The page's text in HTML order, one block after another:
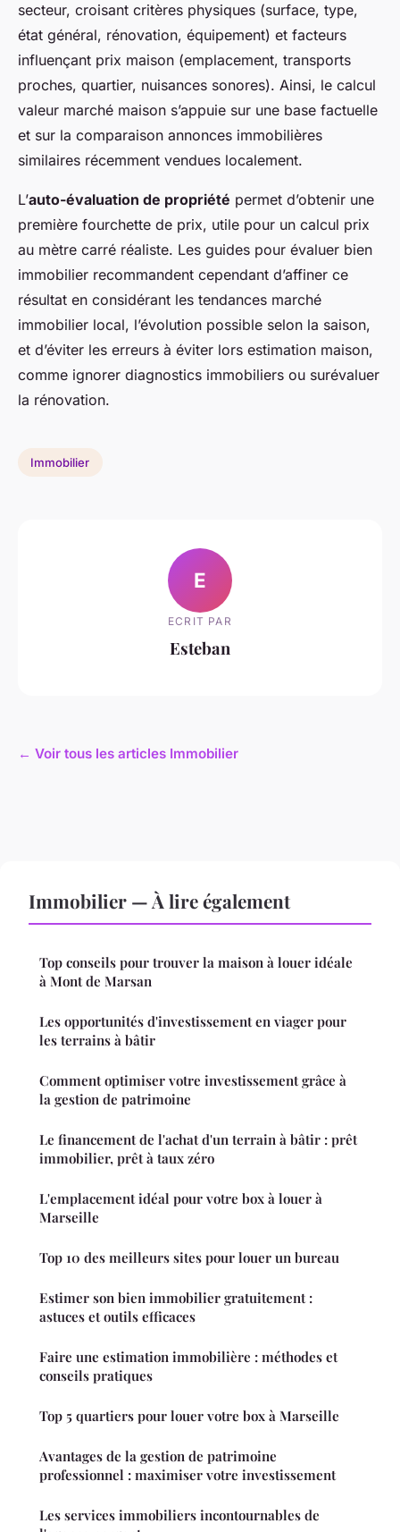
secteur, croisant critères physiques (surface, type,
état général, rénovation, équipement) et facteurs
influençant prix maison (emplacement, transports
proches, quartier, nuisances sonores). Ainsi, le calcul
valeur marché maison s’appuie sur une base factuelle
et sur la comparaison annonces immobilières
similaires récemment vendues localement.
L’auto-évaluation de propriété permet d’obtenir une
première fourchette de prix, utile pour un calcul prix
au mètre carré réaliste. Les guides pour évaluer bien
immobilier recommandent cependant d’affiner ce
résultat en considérant les tendances marché
immobilier local, l’évolution possible selon la saison,
et d’éviter les erreurs à éviter lors estimation maison,
comme ignorer diagnostics immobiliers ou surévaluer
la rénovation.
Immobilier
E
ECRIT PAR
Esteban
← Voir tous les articles Immobilier
Immobilier — À lire également
Top conseils pour trouver la maison à louer idéale
à Mont de Marsan
Les opportunités d'investissement en viager pour
les terrains à bâtir
Comment optimiser votre investissement grâce à
la gestion de patrimoine
Le financement de l'achat d'un terrain à bâtir : prêt
immobilier, prêt à taux zéro
L'emplacement idéal pour votre box à louer à
Marseille
Top 10 des meilleurs sites pour louer un bureau
Estimer son bien immobilier gratuitement :
astuces et outils efficaces
Faire une estimation immobilière : méthodes et
conseils pratiques
Top 5 quartiers pour louer votre box à Marseille
Avantages de la gestion de patrimoine
professionnel : maximiser votre investissement
Les services immobiliers incontournables de